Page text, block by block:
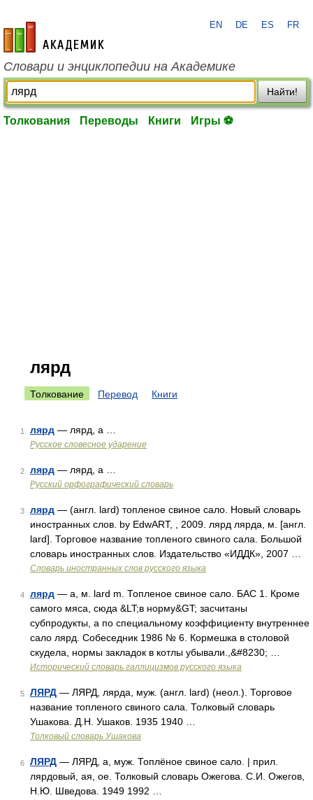
academic.ru
EN DE ES FR
Словари и энциклопедии на Академике
Найти!
Толкования Переводы Книги Игры ⚽
лярд
Толкование Перевод Книги
1 лярд — лярд, а …
Русское словесное ударение
2 лярд — лярд, а …
Русский орфографический словарь
3 лярд — (англ. lard) топленое свиное сало. Новый словарь
иностранных слов. by EdwART, , 2009. лярд лярда, м. [англ.
lard]. Торговое название топленого свиного сала. Большой
словарь иностранных слов. Издательство «ИДДК», 2007 …
Словарь иностранных слов русского языка
4 лярд — а, м. lard m. Топленое свиное сало. БАС 1. Кроме
самого мяса, сюда &LT;в норму&GT; засчитаны
субпродукты, а по специальному коэффициенту внутреннее
сало лярд. Собеседник 1986 № 6. Кормешка в столовой
скудела, нормы закладок в котлы убывали.,&#8230; …
Исторический словарь галлицизмов русского языка
5 ЛЯРД — ЛЯРД, лярда, муж. (англ. lard) (неол.). Торговое
название топленого свиного сала. Толковый словарь
Ушакова. Д.Н. Ушаков. 1935 1940 …
Толковый словарь Ушакова
6 ЛЯРД — ЛЯРД, а, муж. Топлёное свиное сало. | прил.
лярдовый, ая, ое. Толковый словарь Ожегова. С.И. Ожегов,
Н.Ю. Шведова. 1949 1992 …